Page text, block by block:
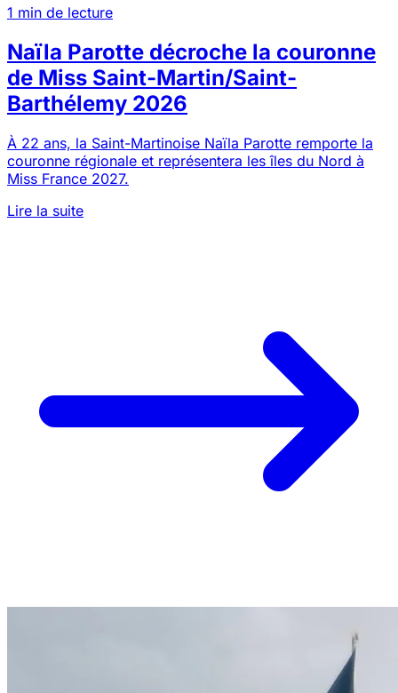
1 min de lecture
Naïla Parotte décroche la couronne
de Miss Saint-Martin/Saint-
Barthélemy 2026
À 22 ans, la Saint-Martinoise Naïla Parotte remporte la
couronne régionale et représentera les îles du Nord à
Miss France 2027.
Lire la suite